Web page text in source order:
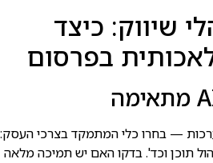
שיווק: כיצד
בפרסום
— בחרו כלי המתמקד בצרכי העסק:
תוכן וכד'. בדקו האם יש תמיכה מלאה